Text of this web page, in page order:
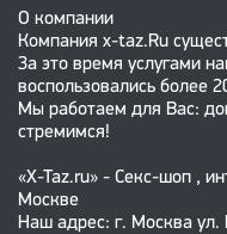
О компании
Компания x-taz.Ru
За это время услугами
воспользовались более
Мы работаем для Вас:
стремимся!
«X-Taz.ru» - Секс-шоп ,
Москве
Наш адрес: г. Москва ул.